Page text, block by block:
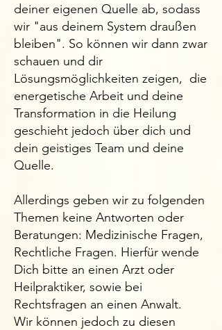
deiner eigenen Quelle ab, sodass
wir "aus deinem System draußen
bleiben". So können wir dann zwar
schauen und dir
Lösungsmöglichkeiten zeigen, die
energetische Arbeit und deine
Transformation in die Heilung
geschieht jedoch über dich und
dein geistiges Team und deine
Quelle.
Allerdings geben wir zu folgenden
Themen keine Antworten oder
Beratungen: Medizinische Fragen,
Rechtliche Fragen. Hierfür wende
Dich bitte an einen Arzt oder
Heilpraktiker, sowie bei
Rechtsfragen an einen Anwalt.
Wir können jedoch zu diesen